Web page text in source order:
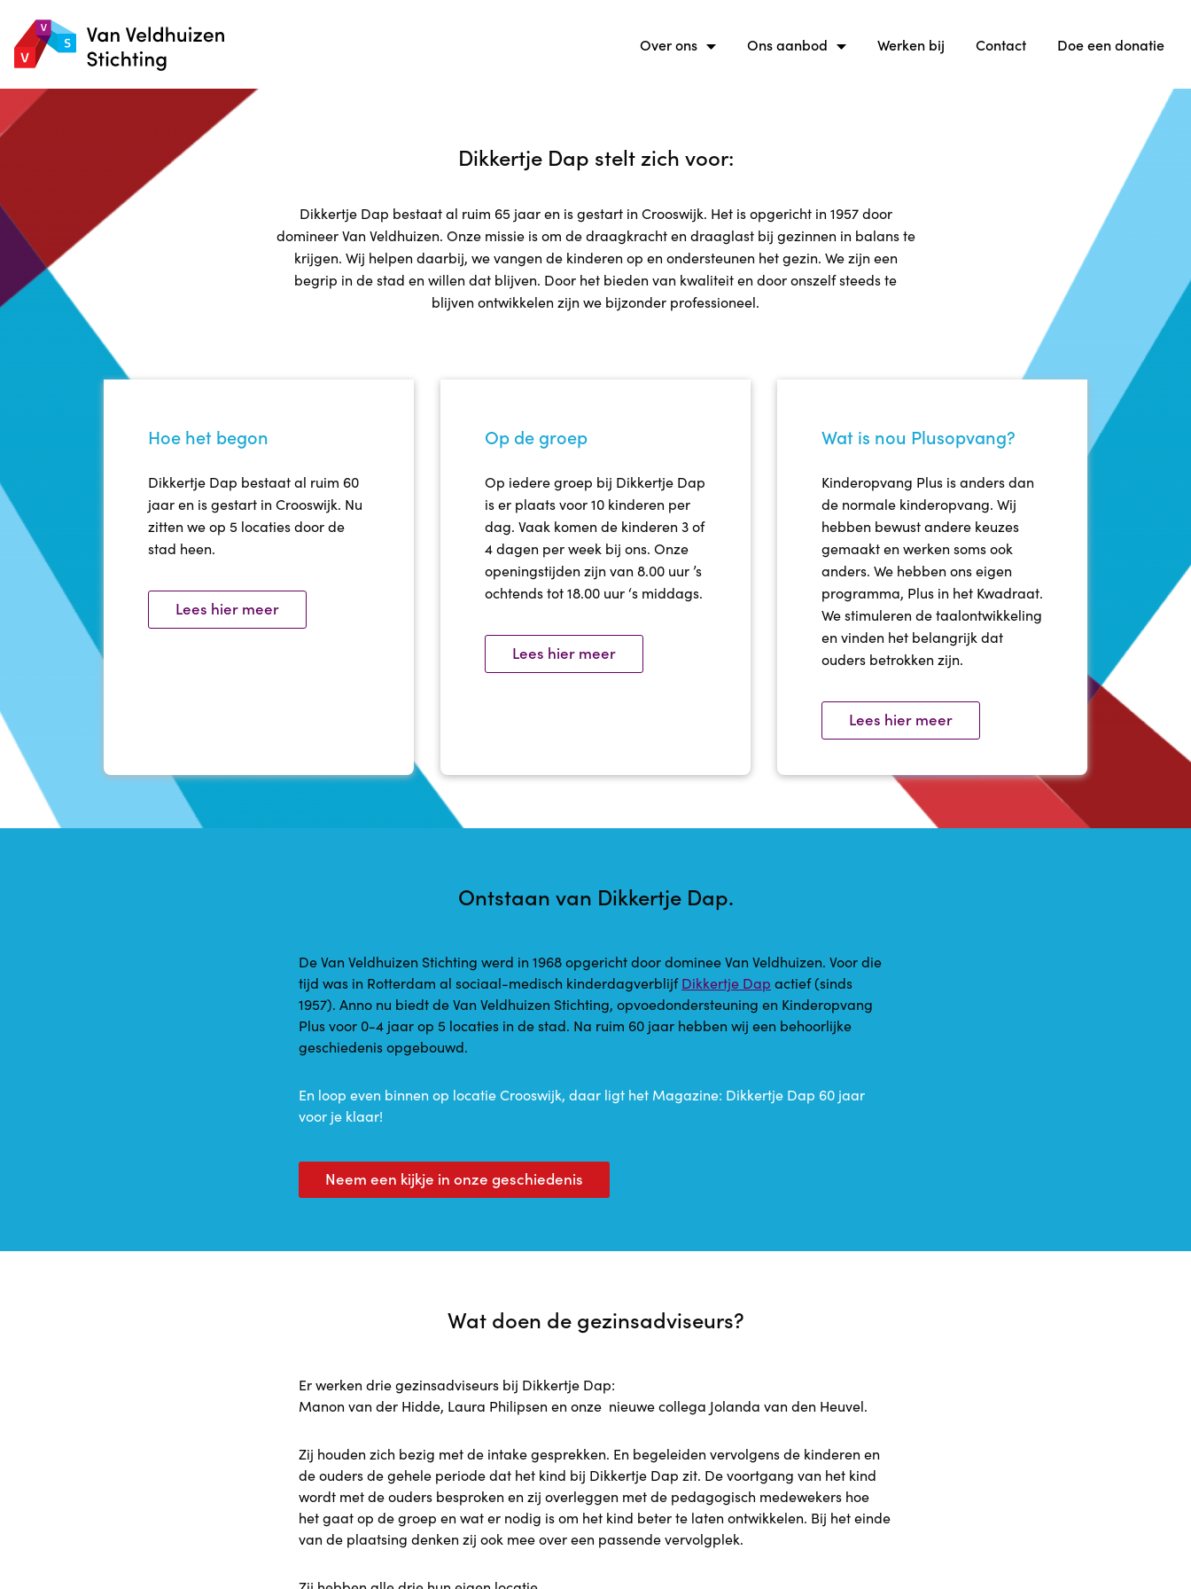
Over ons Ons aanbod Werken bij Contact Doe een donatie
Dikkertje Dap stelt zich voor:
Dikkertje Dap bestaat al ruim 65 jaar en is gestart in Crooswijk. Het is opgericht in 1957 door
domineer Van Veldhuizen. Onze missie is om de draagkracht en draaglast bij gezinnen in balans te
krijgen. Wij helpen daarbij, we vangen de kinderen op en ondersteunen het gezin. We zijn een
begrip in de stad en willen dat blijven. Door het bieden van kwaliteit en door onszelf steeds te
blijven ontwikkelen zijn we bijzonder professioneel.
Hoe het begon
Dikkertje Dap bestaat al ruim 60
jaar en is gestart in Crooswijk. Nu
zitten we op 5 locaties door de
stad heen.
Lees hier meer
Op de groep
Op iedere groep bij Dikkertje Dap
is er plaats voor 10 kinderen per
dag. Vaak komen de kinderen 3 of
4 dagen per week bij ons. Onze
openingstijden zijn van 8.00 uur ’s
ochtends tot 18.00 uur ‘s middags.
Lees hier meer
Wat is nou Plusopvang?
Kinderopvang Plus is anders dan
de normale kinderopvang. Wij
hebben bewust andere keuzes
gemaakt en werken soms ook
anders. We hebben ons eigen
programma, Plus in het Kwadraat.
We stimuleren de taalontwikkeling
en vinden het belangrijk dat
ouders betrokken zijn.
Lees hier meer
Ontstaan van Dikkertje Dap.
De Van Veldhuizen Stichting werd in 1968 opgericht door dominee Van Veldhuizen. Voor die
tijd was in Rotterdam al sociaal-medisch kinderdagverblijfDikkertje Dap actief (sinds
1957). Anno nu biedt de Van Veldhuizen Stichting, opvoedondersteuning en Kinderopvang
Plus voor 0-4 jaar op 5 locaties in de stad. Na ruim 60 jaar hebben wij een behoorlijke
geschiedenis opgebouwd.
En loop even binnen op locatie Crooswijk, daar ligt het Magazine: Dikkertje Dap 60 jaar
voor je klaar!
Neem een kijkje in onze geschiedenis
Wat doen de gezinsadviseurs?
Er werken drie gezinsadviseurs bij Dikkertje Dap:
Manon van der Hidde, Laura Philipsen en onze nieuwe collega Jolanda van den Heuvel.
Zij houden zich bezig met de intake gesprekken. En begeleiden vervolgens de kinderen en
de ouders de gehele periode dat het kind bij Dikkertje Dap zit. De voortgang van het kind
wordt met de ouders besproken en zij overleggen met de pedagogisch medewekers hoe
het gaat op de groep en wat er nodig is om het kind beter te laten ontwikkelen. Bij het einde
van de plaatsing denken zij ook mee over een passende vervolgplek.